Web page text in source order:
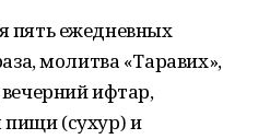
пять ежедневных
молитва «Таравих»,
ифтар,
(сухур) и